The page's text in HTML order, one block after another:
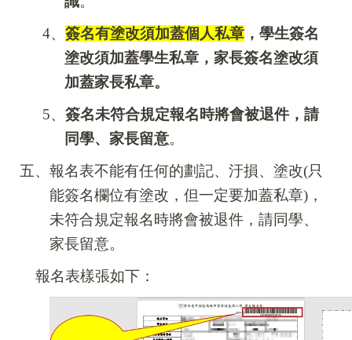
4、 簽名有塗改須加蓋個人私章，學生簽名
塗改須加蓋學生私章，家長簽名塗改須
加蓋家長私章。
5、 簽名未符合規定報名時將會被退件，請
同學、家長留意。
五、報名表不能有任何的劃記、汙損、塗改(只
能簽名欄位有塗改 ，但一定要加蓋私章)，
未符合規定報名時將會被退件，請同學、
家長留意。
報名表樣張如下：